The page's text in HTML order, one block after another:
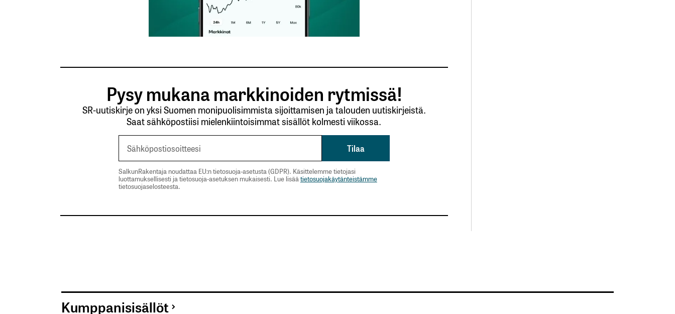
Pysy mukana markkinoiden rytmissä!
SR-uutiskirje on yksi Suomen monipuolisimmista sijoittamisen ja talouden uutiskirjeistä.
Saat sähköpostiisi mielenkiintoisimmat sisällöt kolmesti viikossa.
SalkunRakentaja noudattaa EU:n tietosuoja-asetusta (GDPR). Käsittelemme tietojasi
luottamuksellisesti ja tietosuoja-asetuksen mukaisesti. Lue lisää tietosuojakäytänteistämme
tietosuojaselosteesta.
Kumppanisisällöt